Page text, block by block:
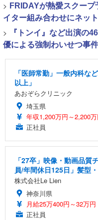
> FRIDAYが熱愛スクー
イター組み合わせにネッ
>
『トンイ』など出演の
優による強制わいせつ事
「医師常勤」一般内科な
以上」
あおぞらクリニック
埼玉県
年収1,200万円～2,200
正社員
「27卒」映像・動画品質
員/年間休日125日」髪型
株式会社Le Lien
神奈川県
月給25万400円～32万円
正社員